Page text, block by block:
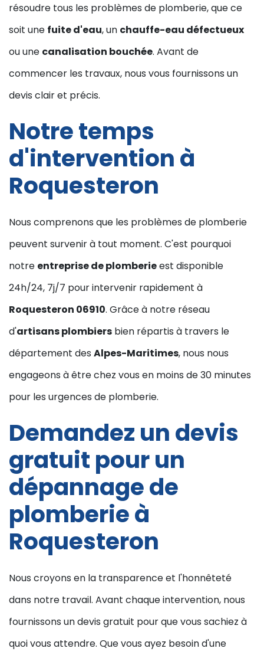
résoudre tous les problèmes de plomberie, que ce
soit une fuite d'eau, un chauffe-eau défectueux
ou une canalisation bouchée. Avant de
commencer les travaux, nous vous fournissons un
devis clair et précis.
Notre temps
d'intervention à
Roquesteron
Nous comprenons que les problèmes de plomberie
peuvent survenir à tout moment. C'est pourquoi
notre entreprise de plomberieest disponible
24h/24, 7j/7 pour intervenir rapidement à
Roquesteron 06910. Grâce à notre réseau
d'artisans plombiers bien répartis à travers le
département des Alpes-Maritimes, nous nous
engageons à être chez vous en moins de 30 minutes
pour les urgences de plomberie.
Demandez un devis
gratuit pour un
dépannage de
plomberie à
Roquesteron
Nous croyons en la transparence et l'honnêteté
dans notre travail. Avant chaque intervention, nous
fournissons un devis gratuit pour que vous sachiez à
quoi vous attendre. Que vous ayez besoin d'une